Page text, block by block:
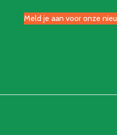
Meld je aan voor onze